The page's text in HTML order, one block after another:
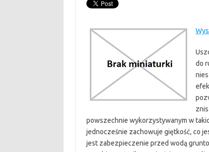
do
powszechnie wykorzystywanym w
jednocześnie zachowuje giętkość, co
jest zabezpieczenie przed wodą